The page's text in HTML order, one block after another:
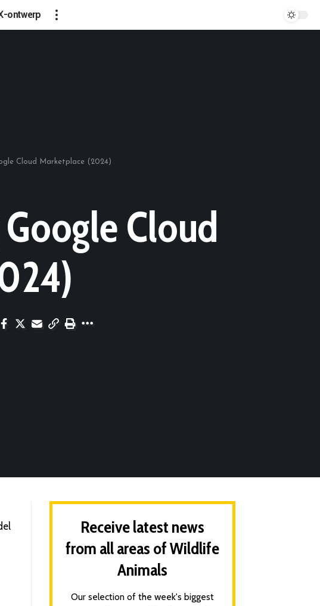
ontwerp
Cloud Marketplace (2024)
Cloud
Receive latest news
from all areas of Wildlife
Animals
Our selection of the week's biggest